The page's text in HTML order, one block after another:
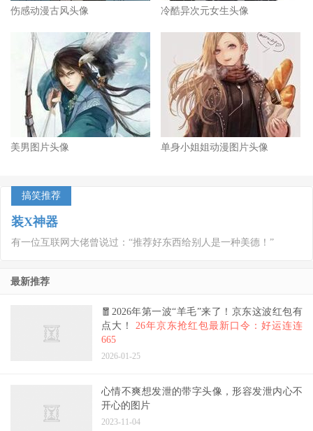
伤感动漫古风头像 冷酷异次元女生头像
美男图片头像 单身小姐姐动漫图片头像
搞笑推荐
装X神器
有一位互联网大佬曾说过：“推荐好东西给别人是一种美德！”
最新推荐
🧧2026年第一波“羊毛”来了！京东这波红包有
点大！ 26年京东抢红包最新口令：好运连连
665
2026-01-25
心情不爽想发泄的带字头像，形容发泄内心不
开心的图片
2023-11-04